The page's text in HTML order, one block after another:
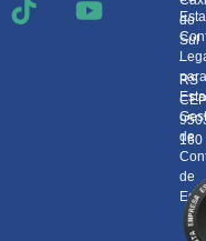
de
de
do
Sul
–
RS
160